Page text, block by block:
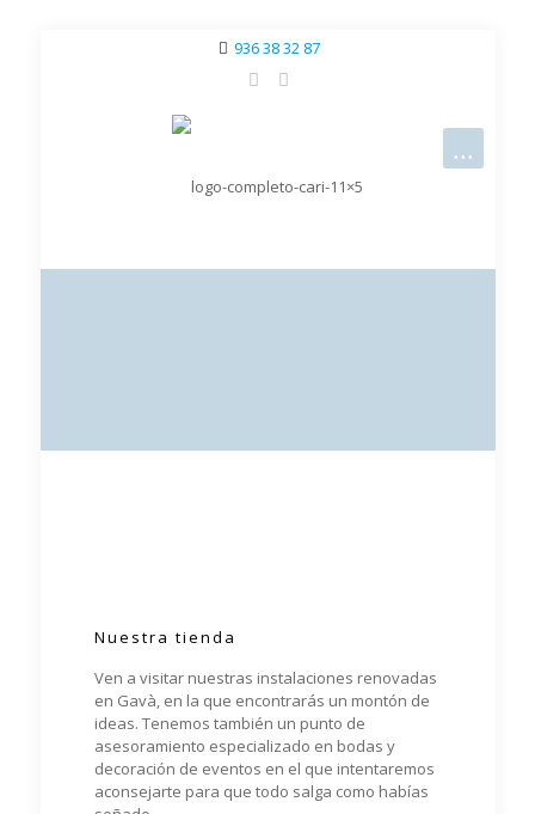
936 38 32 87
Nuestra tienda
Ven a visitar nuestras instalaciones renovadas
en Gavà, en la que encontrarás un montón de
ideas. Tenemos también un punto de
asesoramiento especializado en bodas y
decoración de eventos en el que intentaremos
aconsejarte para que todo salga como habías